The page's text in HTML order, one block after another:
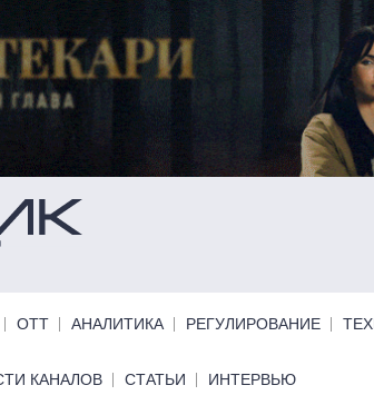
ОТТ АНАЛИТИКА РЕГУЛИРОВАНИЕ
КАНАЛОВ СТАТЬИ ИНТЕРВЬЮ